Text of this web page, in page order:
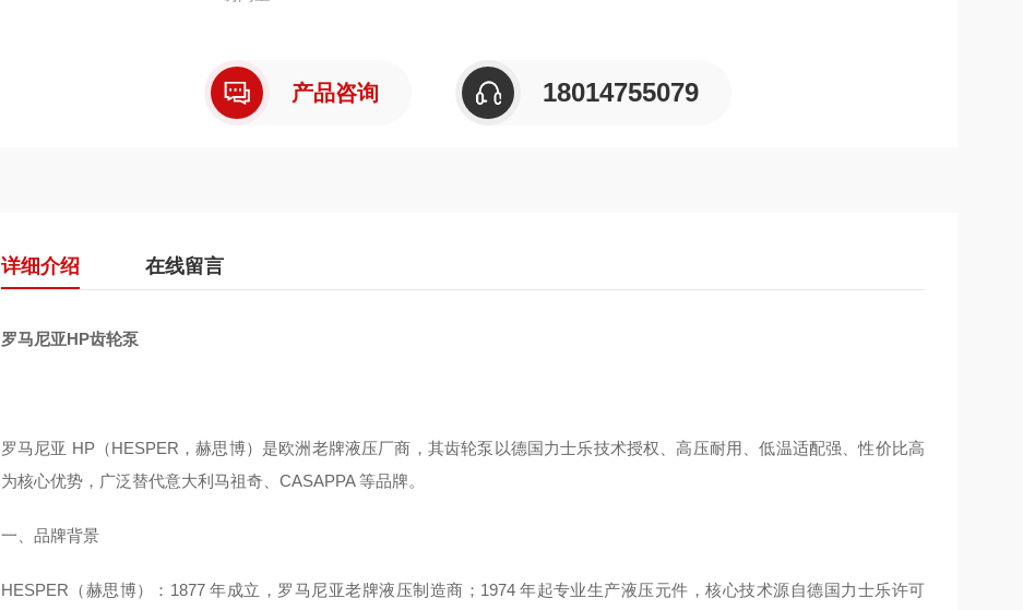
产品咨询 18014755079
详细介绍 在线留言
罗马尼亚HP齿轮泵
罗马尼亚 HP（HESPER，赫思博）是欧洲老牌液压厂商，其齿轮泵以德国力士乐技术授权、高压耐用、低温适配强、性价比高
为核心优势，广泛替代意大利马祖奇、CASAPPA 等品牌。
一、品牌背景
HESPER（赫思博）：1877 年成立，罗马尼亚老牌液压制造商；1974 年起专业生产液压元件，核心技术源自德国力士乐许可